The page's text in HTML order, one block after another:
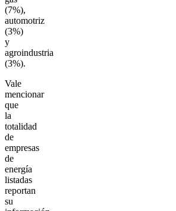
(7%),
automotriz
(3%)
y
agroindustria
(3%).
Vale
mencionar
que
la
totalidad
de
empresas
de
energía
listadas
reportan
su